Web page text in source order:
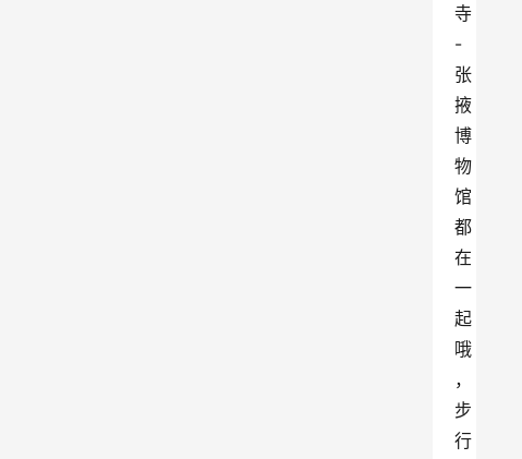
寺
-
张
掖
博
物
馆
都
在
一
起
哦
，
步
行